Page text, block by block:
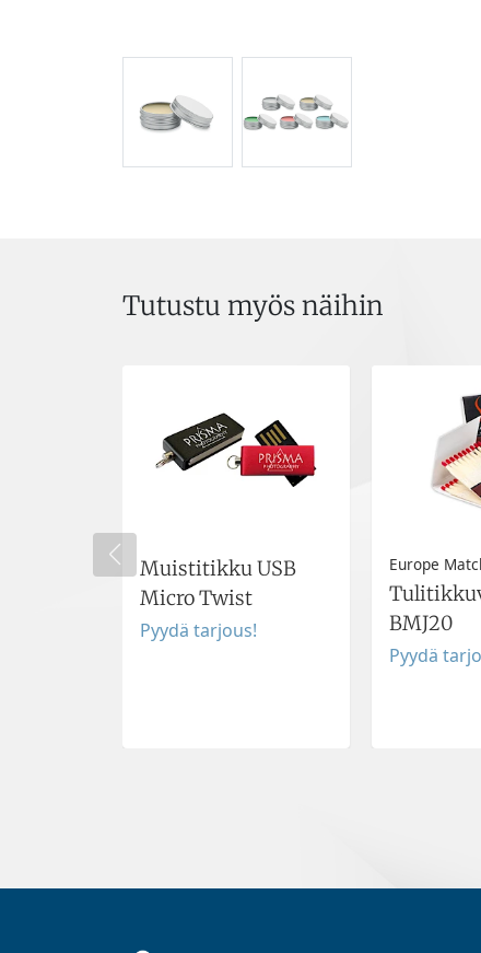
Tutustu myös näihin
Muistitikku USB
Micro Twist
Pyydä tarjous!
Europe
BMJ20
Pyydä